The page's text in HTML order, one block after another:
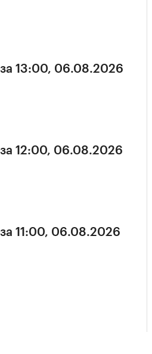
за 13:00, 06.08.2026
12:00, 06.08.2026
11:00, 06.08.2026